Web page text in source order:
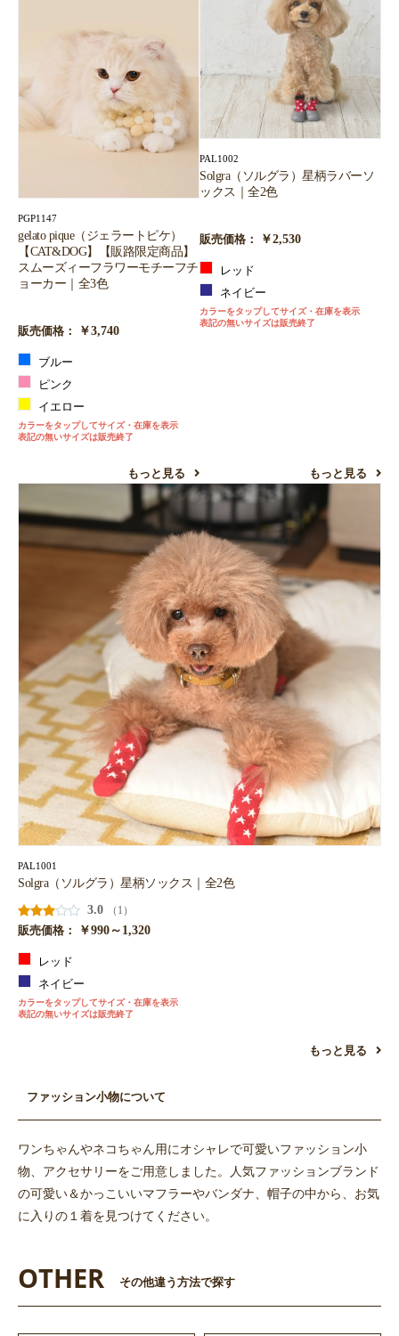
PGP1147
gelato pique（ジェラートピケ）
【CAT&DOG】【販路限定商品】
スムーズィーフラワーモチーフチ
ョーカー｜全3色
販売価格： ￥3,740
ブルー
ピンク
イエロー
カラーをタップしてサイズ・在庫を表示
表記の無いサイズは販売終了
もっと見る
PAL1002
Solgra（ソルグラ）星柄ラバーソ
ックス｜全2色
販売価格： ￥2,530
レッド
ネイビー
カラーをタップしてサイズ・在庫を表示
表記の無いサイズは販売終了
もっと見る
PAL1001
Solgra（ソルグラ）星柄ソックス｜全2色
3.0
（1）
販売価格：
￥990～1,320
レッド
ネイビー
カラーをタップしてサイズ・在庫を表示
表記の無いサイズは販売終了
もっと見る
ファッション小物について
ワンちゃんやネコちゃん用にオシャレで可愛いファッション小
物、アクセサリーをご用意しました。人気ファッションブランド
の可愛い＆かっこいいマフラーやバンダナ、帽子の中から、お気
に入りの１着を見つけてください。
OTHER その他違う方法で探す